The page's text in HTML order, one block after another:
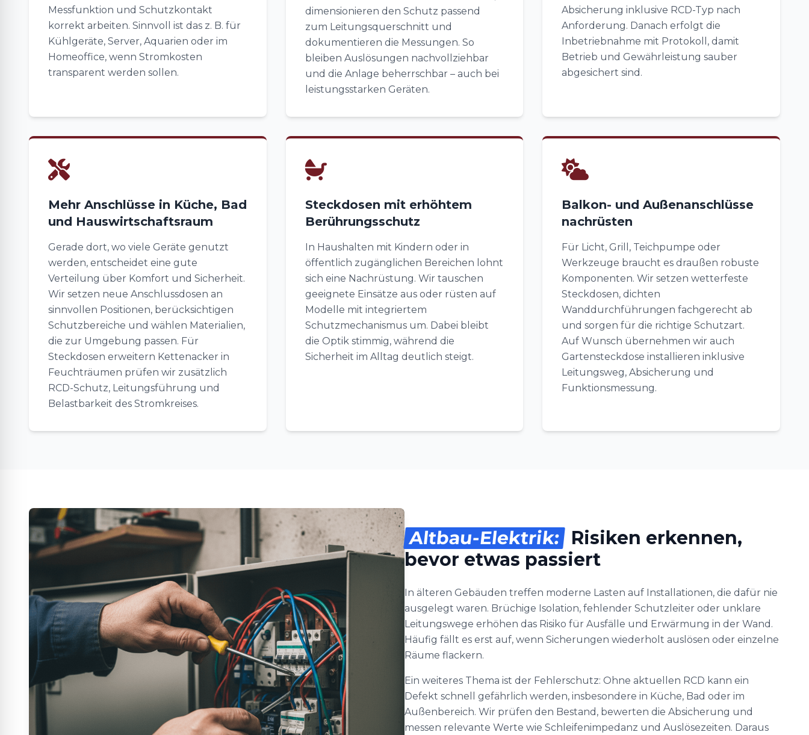
Messfunktion und Schutzkontakt
korrekt arbeiten. Sinnvoll ist das z. B. für
Kühlgeräte, Server, Aquarien oder im
Homeoffice, wenn Stromkosten
transparent werden sollen.
dimensionieren den Schutz passend
zum Leitungsquerschnitt und
dokumentieren die Messungen. So
bleiben Auslösungen nachvollziehbar
und die Anlage beherrschbar – auch bei
leistungsstarken Geräten.
Absicherung inklusive RCD-Typ nach
Anforderung. Danach erfolgt die
Inbetriebnahme mit Protokoll, damit
Betrieb und Gewährleistung sauber
abgesichert sind.
Mehr Anschlüsse in Küche, Bad
und Hauswirtschaftsraum
Gerade dort, wo viele Geräte genutzt
werden, entscheidet eine gute
Verteilung über Komfort und Sicherheit.
Wir setzen neue Anschlussdosen an
sinnvollen Positionen, berücksichtigen
Schutzbereiche und wählen Materialien,
die zur Umgebung passen. Für
Steckdosen erweitern Kettenacker in
Feuchträumen prüfen wir zusätzlich
RCD-Schutz, Leitungsführung und
Belastbarkeit des Stromkreises.
Steckdosen mit erhöhtem
Berührungsschutz
In Haushalten mit Kindern oder in
öffentlich zugänglichen Bereichen lohnt
sich eine Nachrüstung. Wir tauschen
geeignete Einsätze aus oder rüsten auf
Modelle mit integriertem
Schutzmechanismus um. Dabei bleibt
die Optik stimmig, während die
Sicherheit im Alltag deutlich steigt.
Balkon- und Außenanschlüsse
nachrüsten
Für Licht, Grill, Teichpumpe oder
Werkzeuge braucht es draußen robuste
Komponenten. Wir setzen wetterfeste
Steckdosen, dichten
Wanddurchführungen fachgerecht ab
und sorgen für die richtige Schutzart.
Auf Wunsch übernehmen wir auch
Gartensteckdose installieren inklusive
Leitungsweg, Absicherung und
Funktionsmessung.
Altbau-Elektrik: Risiken erkennen,
bevor etwas passiert
In älteren Gebäuden treffen moderne Lasten auf Installationen, die dafür nie
ausgelegt waren. Brüchige Isolation, fehlender Schutzleiter oder unklare
Leitungswege erhöhen das Risiko für Ausfälle und Erwärmung in der Wand.
Häufig fällt es erst auf, wenn Sicherungen wiederholt auslösen oder einzelne
Räume flackern.
Ein weiteres Thema ist der Fehlerschutz: Ohne aktuellen RCD kann ein
Defekt schnell gefährlich werden, insbesondere in Küche, Bad oder im
Außenbereich. Wir prüfen den Bestand, bewerten die Absicherung und
messen relevante Werte wie Schleifenimpedanz und Auslösezeiten. Daraus